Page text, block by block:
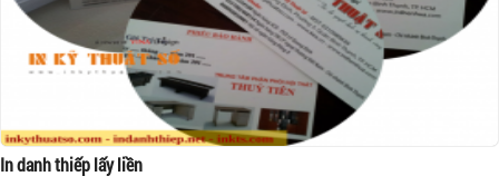
In danh thiếp lấy liền